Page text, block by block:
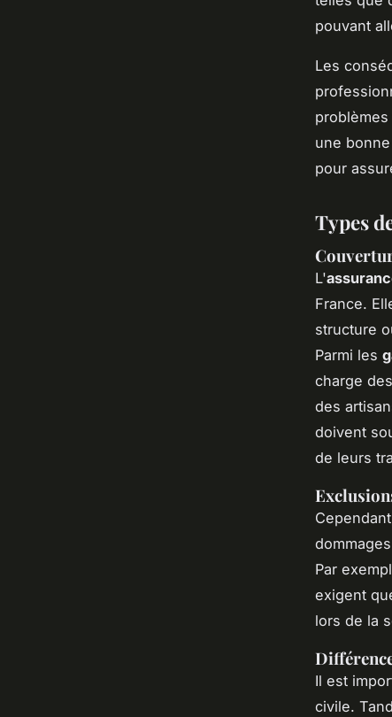
pouvant
Les
une
pour
Types
L'
France.
structure
Parmi les
charge
des
doivent
de leurs
Par
exigent
lors de la
Il est
civile.